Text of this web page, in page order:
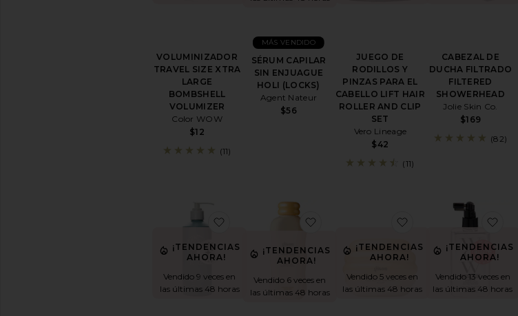
VOLUMINIZADOR
TRAVEL SIZE XTRA
LARGE
BOMBSHELL
VOLUMIZER
Color WOW
$12
(11)
SÉRUM CAPILAR
SIN ENJUAGUE
HOLI (LOCKS)
Agent Nateur
$56
MÁS VENDIDO
JUEGO DE
RODILLOS Y
PINZAS PARA EL
CABELLO LIFT HAIR
ROLLER AND CLIP
SET
Vero Lineage
$42
(11)
CABEZAL DE
DUCHA FILTRADO
FILTERED
SHOWERHEAD
Jolie Skin Co.
$169
(82)
¡TENDENCIAS
AHORA!
Vendido 9 veces en
las últimas 48 horas
favoritoACONDICIONADOR FOUNDATION CONDITIONER
¡TENDENCIAS
AHORA!
Vendido 6 veces en
las últimas 48 horas
favoritoCHAMPÚ HONEY GLOSS
¡TENDENCIAS
AHORA!
Vendido 5 veces en
las últimas 48 horas
¡TENDENCIAS
AHORA!
Vendido 13 veces en
las últimas 48 horas